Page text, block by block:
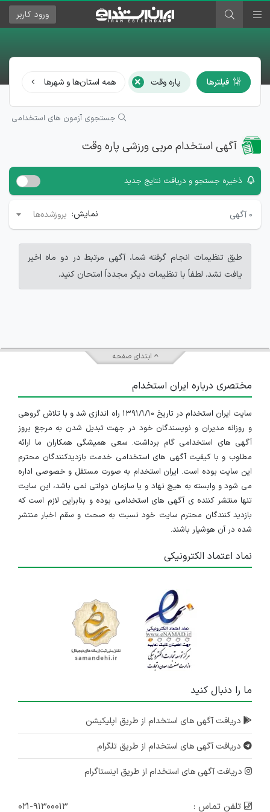
ورود کاربر
فیلترها پاره وقت × همه استان‌ها و شهرها
جستجوی آزمون های استخدامی
آگهی استخدام مربی ورزشی پاره وقت
ذخیره جستجو و دریافت نتایج جدید
۰ آگهی نمایش: بروزشده‌ها
طبق تنظیمات انجام گرفته شما، آگهی مرتبط در دو ماه اخیر
یافت نشد. لطفاً با تنظیمات دیگر مجدداً امتحان کنید.
ابتدای صفحه
مختصری درباره ایران استخدام
سایت ایران استخدام در تاریخ ۱۳۹۱/۱/۱۰ راه اندازی شد و با تلاش گروهی
و روزانه مدیران و نویسندگان خود در جهت تبدیل شدن به مرجع بروز
آگهی های استخدامی گام برداشت. سعی همیشگی همکاران ما ارائه
مطلوب و با کیفیت آگهی های استخدامی خدمت بازدیدکنندگان محترم
این سایت بوده است. ایران استخدام به صورت مستقل و خصوصی اداره
می شود و وابسته به هیچ نهاد و یا سازمان دولتی نمی باشد، این سایت
تنها منتشر کننده ی آگهی های استخدامی بوده و بنابراین لازم است که
بازدید کنندگان محترم سایت خود نسبت به صحت و سقم اخبار منتشر
شده در آن هوشیار باشند.
نماد اعتماد الکترونیکی
ما را دنبال کنید
دریافت آگهی های استخدام از طریق اپلیکیشن
دریافت آگهی های استخدام از طریق تلگرام
دریافت آگهی های استخدام از طریق اینستاگرام
تلفن تماس : ۰۲۱-۹۱۳۰۰۰۱۳